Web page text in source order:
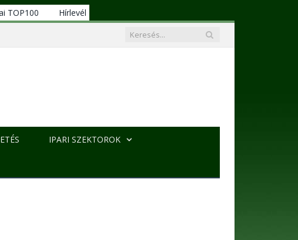
TOP100
Hírlevél
IPARI SZEKTOROK